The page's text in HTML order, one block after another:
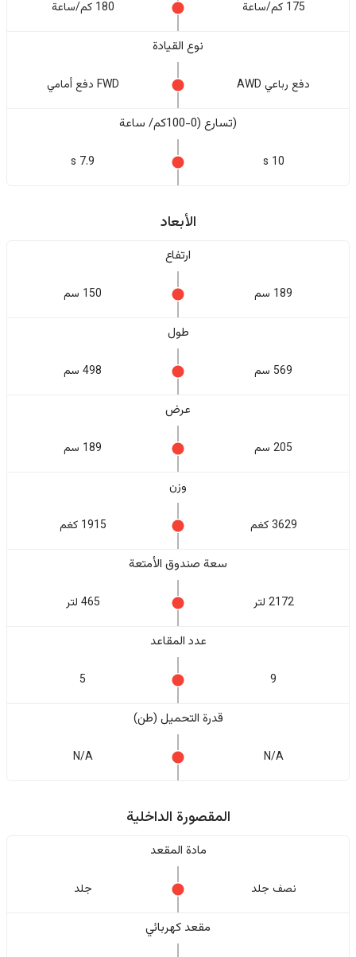
175 كم/ساعة 180 كم/ساعة
نوع القيادة
دفع رباعي AWD FWD دفع أمامي
(تسارع (0-100كم/ ساعة
10 s
7.9 s
الأبعاد
ارتفاع
189 سم 150 سم
طول
569 سم 498 سم
عرض
205 سم 189 سم
وزن
3629 كغم 1915 كغم
سعة صندوق الأمتعة
2172 لتر 465 لتر
عدد المقاعد
9
5
قدرة التحميل (طن)
N/A
N/A
المقصورة الداخلية
مادة المقعد
نصف جلد جلد
مقعد كهربائي